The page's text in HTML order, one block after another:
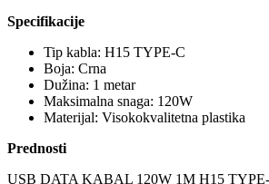
Specifikacije
Tip kabla: H15 TYPE-C
Boja: Crna
Dužina: 1 metar
Maksimalna snaga: 120W
Materijal: Visokokvalitetna plastika
Prednosti
USB DATA KABAL 120W 1M H15